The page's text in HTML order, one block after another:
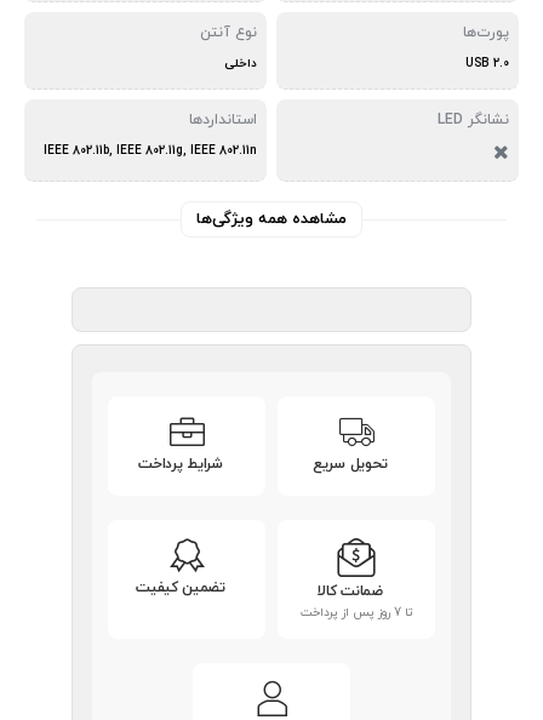
پورت‌ها
USB 2.0
نوع آنتن
داخلی
نشانگر LED استانداردها
IEEE 802.11b, IEEE 802.11g, IEEE 802.11n
مشاهده همه ویژگی‌ها
تحویل سریع شرایط پرداخت
ضمانت کالا
تا 7 روز پس از پرداخت
تضمین کیفیت